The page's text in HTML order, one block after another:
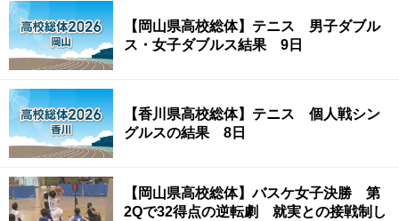
【岡山県高校総体】テニス 男子ダブル
ス・女子ダブルス結果 9日
【香川県高校総体】テニス 個人戦シン
グルスの結果 8日
【岡山県高校総体】バスケ女子決勝 第
2Qで32得点の逆転劇 就実との接戦制し